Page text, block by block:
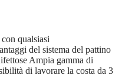
qualsiasi
del sistema del pattino
Ampia gamma di
di lavorare la costa da 3